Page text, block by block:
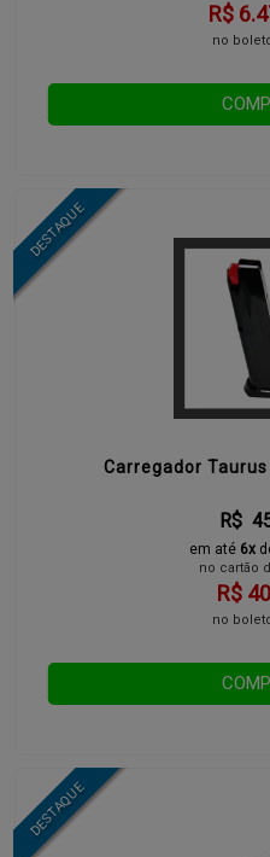
R$
no
Carregador
R$
em até 6x
no cartão
R$
no